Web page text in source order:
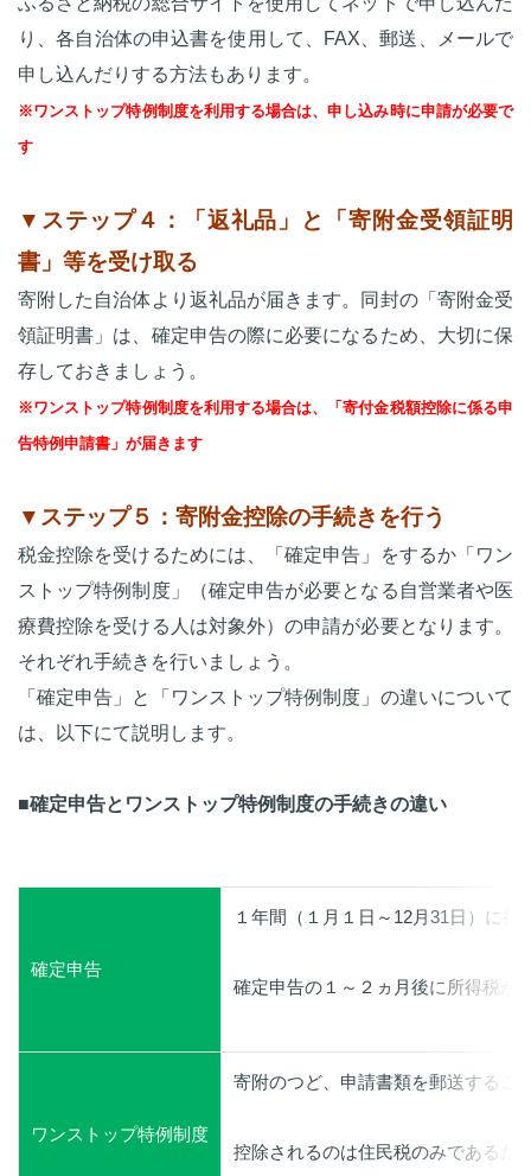
り、各自治体の申込書を使用して、FAX、郵送、メールで
申し込んだりする方法もあります。
※ワンストップ特例制度を利用する場合は、申し込み時に申請が必要で
す
▼ステップ４：「返礼品」と「寄附金受領証明
書」等を受け取る
寄附した自治体より返礼品が届きます。同封の「寄附金受
領証明書」は、確定申告の際に必要になるため、大切に保
存しておきましょう。
※ワンストップ特例制度を利用する場合は、「寄付金税額控除に係る申
告特例申請書」が届きます
▼ステップ５：寄附金控除の手続きを行う
税金控除を受けるためには、「確定申告」をするか「ワン
ストップ特例制度」（確定申告が必要となる自営業者や医
療費控除を受ける人は対象外）の申請が必要となります。
それぞれ手続きを行いましょう。
「確定申告」と「ワンストップ特例制度」の違いについて
は、以下にて説明します。
■確定申告とワンストップ特例制度の手続きの違い
確定申告
１年間（１月１日～12月31日）に
確定申告の１～２ヵ月後に所得税が
ワンストップ特例制度
寄附のつど、申請書類を郵送するこ
控除されるのは住民税のみであるた